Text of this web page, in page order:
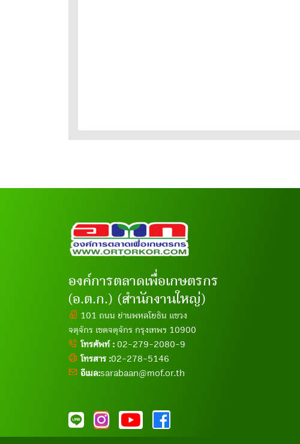
องค์การตลาดเพื่อเกษตรกร
(อ.ต.ก.) (สำนักงานใหญ่)
101 ถนน ย่านพหลโยธิน แขวง
จตุจักร เขตจตุจักร กรุงเทพฯ 10900
โทรศัพท์ : 02-279-2080-9
โทรสาร :02-278-5146
อีเมล:sarabaan@mof.or.th